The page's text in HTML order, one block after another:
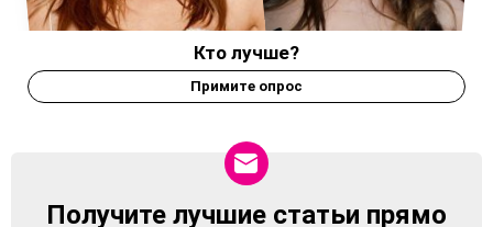
Кто лучше?
Примите опрос
NEWSLETTER
Получите лучшие статьи прямо